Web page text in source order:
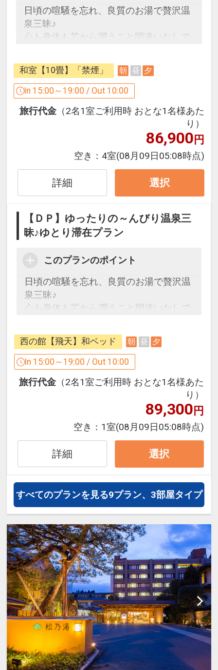
日頃の喧騒を忘れ、良質のお湯で贅沢温
泉三昧♪
心も身体も芯から潤うこと間違いなしで
■ お料理 ■
～夕食～
料理をご用意いたします。
ビュッフェスタイル又は和食セットメニ
ューのいずれかとなりますのでご了承く
ださい。
■ うるわしガーデン ■
手湯足湯・大浴場・足裏サロン・ショッ
心と身体に潤いをもたらす施設が勢ぞろ
内湯・露天・展望露天・・・温泉で湯巡
りをお楽しみいただけます。
レッシュ！
■ お部屋 ■
ゆっくりお寛ぎ頂けるお部屋をご用意い
※チェックイン時間は15：00～19：30
となっております。
設定期間：2021年12月28日～2027年1
月31日
インターネットコース番号：DP-2-
200000006496
和室【10畳】「禁煙」 朝 昼 夕
In 15:00～19:00 / Out 10:00
旅行代金 （2名1室ご利用時 おとな1名様あた
り）
86,900円
空き： 4室(08月09日05:08時点)
詳細 選択
【ＤＰ】ゆったりの～んびり温泉三
昧♪ゆとり滞在プラン
このプランのポイント
日頃の喧騒を忘れ、良質のお湯で贅沢温
泉三昧♪
心も身体も芯から潤うこと間違いなしで
■ お料理 ■
～夕食～
料理をご用意いたします。
ビュッフェスタイル又は和食セットメニ
ューのいずれかとなりますのでご了承く
ださい。
■ うるわしガーデン ■
手湯足湯・大浴場・足裏サロン・ショッ
心と身体に潤いをもたらす施設が勢ぞろ
い！
内湯・露天・展望露天・・・温泉で湯巡
りをお楽しみいただけます。
全国でも有数の温泉地の良質のお湯を楽
しんだあとはマッサージなどでリフ
レッシュ！
ゆっくりお寛ぎ頂けるお部屋をご用意い
たします。
西の館【飛天】和ベッド 朝 昼 夕
In 15:00～19:00 / Out 10:00
旅行代金 （2名1室ご利用時 おとな1名様あた
り）
89,300円
空き： 1室(08月09日05:08時点)
詳細 選択
すべてのプランを見る9プラン、3部屋タイプ